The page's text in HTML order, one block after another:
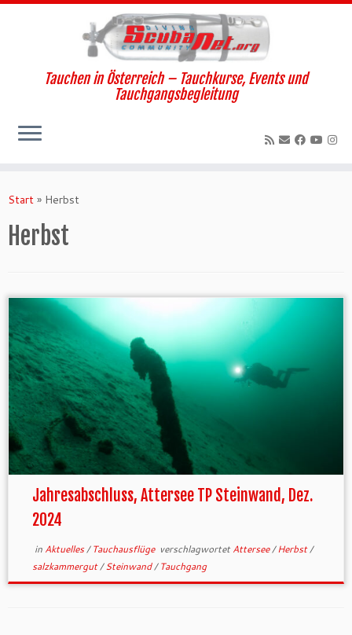
Inhalt
Tauchen in Österreich – Tauchkurse, Events und
Tauchgangsbegleitung
Start » Herbst
Herbst
Jahresabschluss, Attersee TP Steinwand, Dez.
2024
in Aktuelles/Tauchausflüge verschlagwortetAttersee/Herbst/
salzkammergut/Steinwand/Tauchgang